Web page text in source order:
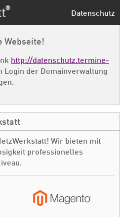
Datenschutz
Webseite!
http://datenschutz.termine-
Login der Domainverwaltung
Wir bieten mit
professionelles